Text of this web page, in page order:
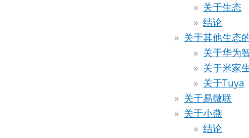
关于生态
结论
关于其他生态
关于华为
关于米家
关于Tuya
关于易微联
关于小燕
结论